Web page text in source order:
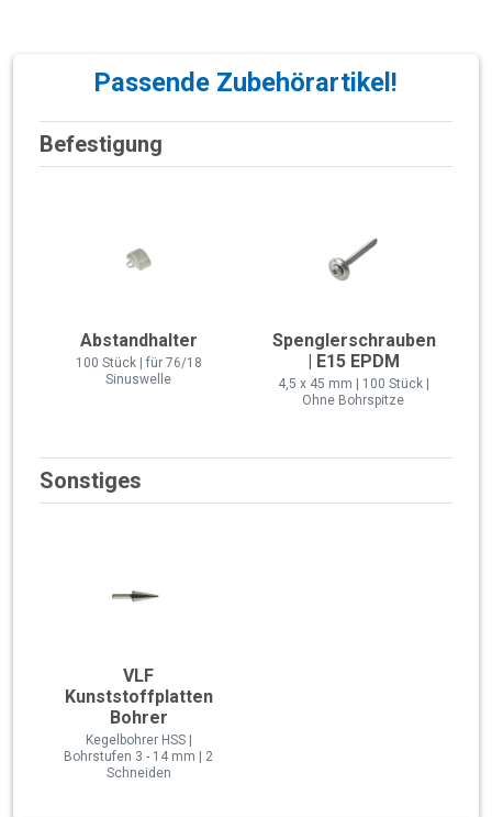
Passende Zubehörartikel!
Befestigung
Abstandhalter
100 Stück | für 76/18
Sinuswelle
Spenglerschrauben
| E15 EPDM
4,5 x 45 mm | 100 Stück |
Ohne Bohrspitze
Sonstiges
VLF
Kunststoffplatten
Bohrer
Kegelbohrer HSS |
Bohrstufen 3 - 14 mm | 2
Schneiden